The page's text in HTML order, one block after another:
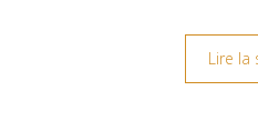
Lire la